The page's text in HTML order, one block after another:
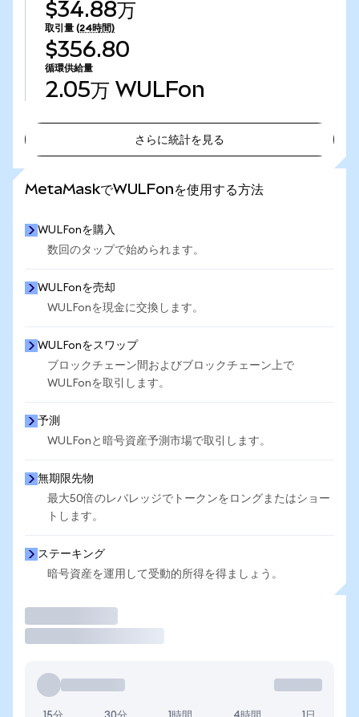
$34.88万
取引量 (24時間)
$356.80
循環供給量
2.05万 WULFon
さらに統計を見る
MetaMaskでWULFonを使用する方法
WULFonを購入
数回のタップで始められます。
WULFonを売却
WULFonを現金に交換します。
WULFonをスワップ
ブロックチェーン間およびブロックチェーン上で
WULFonを取引します。
予測
WULFonと暗号資産予測市場で取引します。
無期限先物
最大50倍のレバレッジでトークンをロングまたはショー
トします。
ステーキング
暗号資産を運用して受動的所得を得ましょう。